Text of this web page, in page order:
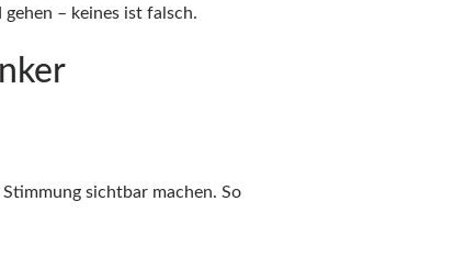
– keines ist falsch.
sichtbar machen. So